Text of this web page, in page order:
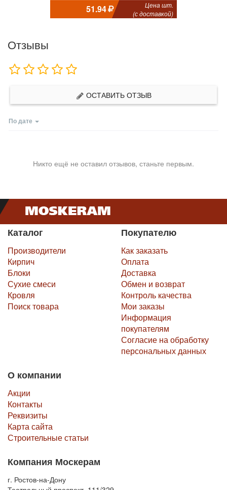
51.94
Цена шт.
(с доставкой)
Отзывы
ОСТАВИТЬ ОТЗЫВ
По дате
Никто ещё не оставил отзывов, станьте первым.
Каталог
Производители
Кирпич
Блоки
Сухие смеси
Кровля
Поиск товара
Покупателю
Как заказать
Оплата
Доставка
Обмен и возврат
Контроль качества
Мои заказы
Информация
покупателям
Согласие на обработку
персональных данных
О компании
Акции
Контакты
Реквизиты
Карта сайта
Строительные статьи
Компания Москерам
г. Ростов-на-Дону